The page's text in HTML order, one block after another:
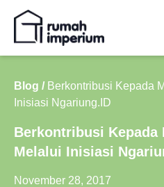
Blog / Berkontribusi Kepada
Inisiasi Ngariung.ID
Berkontribusi Kepada
Melalui Inisiasi
November 28, 2017